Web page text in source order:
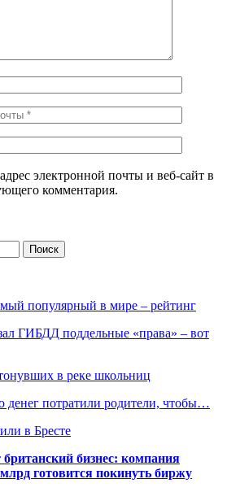
электронной почты и веб-сайт в
комментария.
популярный в мире – рейтинг
ГИБДД поддельные «права» – вот
в реке школьниц
денег потратили родители, чтобы…
в Бресте
бизнес: компания
готовится покинуть биржу